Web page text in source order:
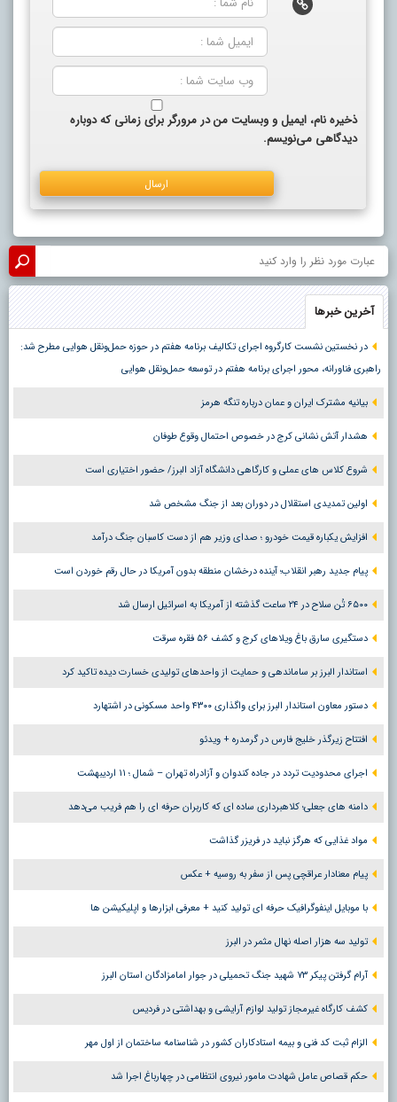
ذخیره نام، ایمیل و وبسایت من در مرورگر برای زمانی که دوباره
دیدگاهی می‌نویسم.
آخرین خبرها
در نخستین نشست کارگروه اجرای تکالیف برنامه هفتم در حوزه حمل‌ونقل هوایی مطرح شد:
راهبری فناورانه، محور اجرای برنامه هفتم در توسعه حمل‌ونقل هوایی
بیانیه مشترک ایران و عمان درباره تنگه هرمز
هشدار آتش نشانی کرج در خصوص احتمال وقوع طوفان
شروع کلاس های عملی و کارگاهی دانشگاه آزاد البرز/ حضور اختیاری است
اولین تمدیدی استقلال در دوران بعد از جنگ مشخص شد
افزایش یکباره قیمت خودرو ؛ صدای وزیر هم از دست کاسبان جنگ درآمد
پیام جدید رهبر انقلاب؛ آینده درخشان منطقه بدون آمریکا در حال رقم خوردن است
۶۵۰۰ تُن سلاح در ۲۴ ساعت گذشته از آمریکا به اسرائیل ارسال شد
دستگیری سارق باغ ویلاهای کرج و کشف ۵۶ فقره سرقت
استاندار البرز بر ساماندهی و حمایت از واحدهای تولیدی خسارت دیده تاکید کرد
دستور معاون استاندار البرز برای واگذاری ۴۳۰۰ واحد مسکونی در اشتهارد
افتتاح زیرگذر خلیج فارس در گرمدره + ویدئو
اجرای محدودیت تردد در جاده کندوان و آزادراه تهران – شمال ؛ ١١ اردیبهشت
دامنه های جعلی؛ کلاهبرداری ساده ای که کاربران حرفه ای را هم فریب می‌دهد
مواد غذایی که هرگز نباید در فریزر گذاشت
پیام معنادار عراقچی پس از سفر به روسیه + عکس
با موبایل اینفوگرافیک حرفه ای تولید کنید + معرفی ابزارها و اپلیکیشن ها
تولید سه هزار اصله نهال مثمر در البرز
آرام گرفتن پیکر ۷۳ شهید جنگ تحمیلی در جوار امامزادگان استان البرز
کشف کارگاه غیرمجاز تولید لوازم آرایشی و بهداشتی در فردیس
الزام ثبت کد فنی و بیمه استادکاران کشور در شناسنامه ساختمان از اول مهر
حکم قصاص عامل شهادت مامور نیروی انتظامی در چهارباغ اجرا شد